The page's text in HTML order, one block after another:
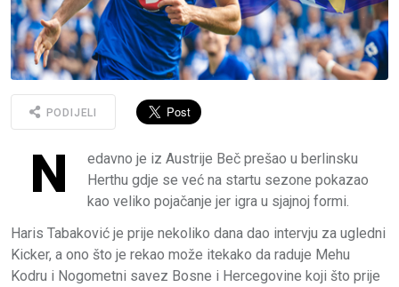
PODIJELI
N
edavno je iz Austrije Beč prešao u berlinsku
Herthu gdje se već na startu sezone pokazao
kao veliko pojačanje jer igra u sjajnoj formi.
Haris Tabaković je prije nekoliko dana dao intervju za ugledni
Kicker, a ono što je rekao može itekako da raduje Mehu
Kodru i Nogometni savez Bosne i Hercegovine koji što prije